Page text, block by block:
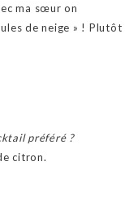
ma sœur on
de neige » ! Plutôt
préféré ?
citron.